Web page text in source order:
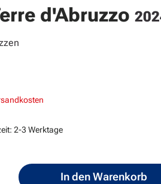
d'Abruzzo
2-3 Werktage
Gib den gewünschten
In den Warenkorb